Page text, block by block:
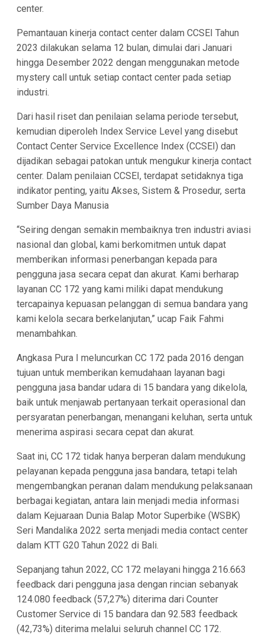
center.
Pemantauan kinerja contact center dalam CCSEI Tahun
2023 dilakukan selama 12 bulan, dimulai dari Januari
hingga Desember 2022 dengan menggunakan metode
mystery call untuk setiap contact center pada setiap
industri.
Dari hasil riset dan penilaian selama periode tersebut,
kemudian diperoleh Index Service Level yang disebut
Contact Center Service Excellence Index (CCSEI) dan
dijadikan sebagai patokan untuk mengukur kinerja contact
center. Dalam penilaian CCSEI, terdapat setidaknya tiga
indikator penting, yaitu Akses, Sistem & Prosedur, serta
Sumber Daya Manusia
“Seiring dengan semakin membaiknya tren industri aviasi
nasional dan global, kami berkomitmen untuk dapat
memberikan informasi penerbangan kepada para
pengguna jasa secara cepat dan akurat. Kami berharap
layanan CC 172 yang kami miliki dapat mendukung
tercapainya kepuasan pelanggan di semua bandara yang
kami kelola secara berkelanjutan,” ucap Faik Fahmi
menambahkan.
Angkasa Pura I meluncurkan CC 172 pada 2016 dengan
tujuan untuk memberikan kemudahaan layanan bagi
pengguna jasa bandar udara di 15 bandara yang dikelola,
baik untuk menjawab pertanyaan terkait operasional dan
persyaratan penerbangan, menangani keluhan, serta untuk
menerima aspirasi secara cepat dan akurat.
Saat ini, CC 172 tidak hanya berperan dalam mendukung
pelayanan kepada pengguna jasa bandara, tetapi telah
mengembangkan peranan dalam mendukung pelaksanaan
berbagai kegiatan, antara lain menjadi media informasi
dalam Kejuaraan Dunia Balap Motor Superbike (WSBK)
Seri Mandalika 2022 serta menjadi media contact center
dalam KTT G20 Tahun 2022 di Bali.
Sepanjang tahun 2022, CC 172 melayani hingga 216.663
feedback dari pengguna jasa dengan rincian sebanyak
124.080 feedback (57,27%) diterima dari Counter
Customer Service di 15 bandara dan 92.583 feedback
(42,73%) diterima melalui seluruh channel CC 172.